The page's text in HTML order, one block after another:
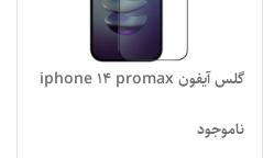
گلس آیفون iphone 14 promax
ناموجود